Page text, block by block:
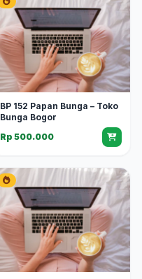
BP 152 Papan Bunga – Toko
Bunga Bogor
Rp 500.000